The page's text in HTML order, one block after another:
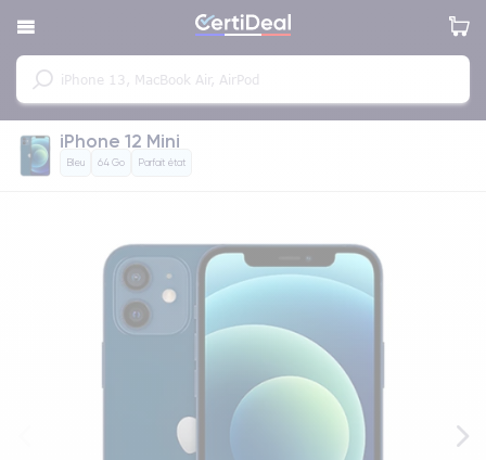
iPhone 12 Mini
Bleu 64 Go Parfait état